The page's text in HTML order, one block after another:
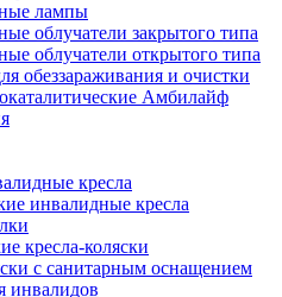
лампы
облучатели закрытого типа
облучатели открытого типа
обеззараживания и очистки
Амбилайф
кресла
инвалидные кресла
кресла-коляски
с санитарным оснащением
инвалидов